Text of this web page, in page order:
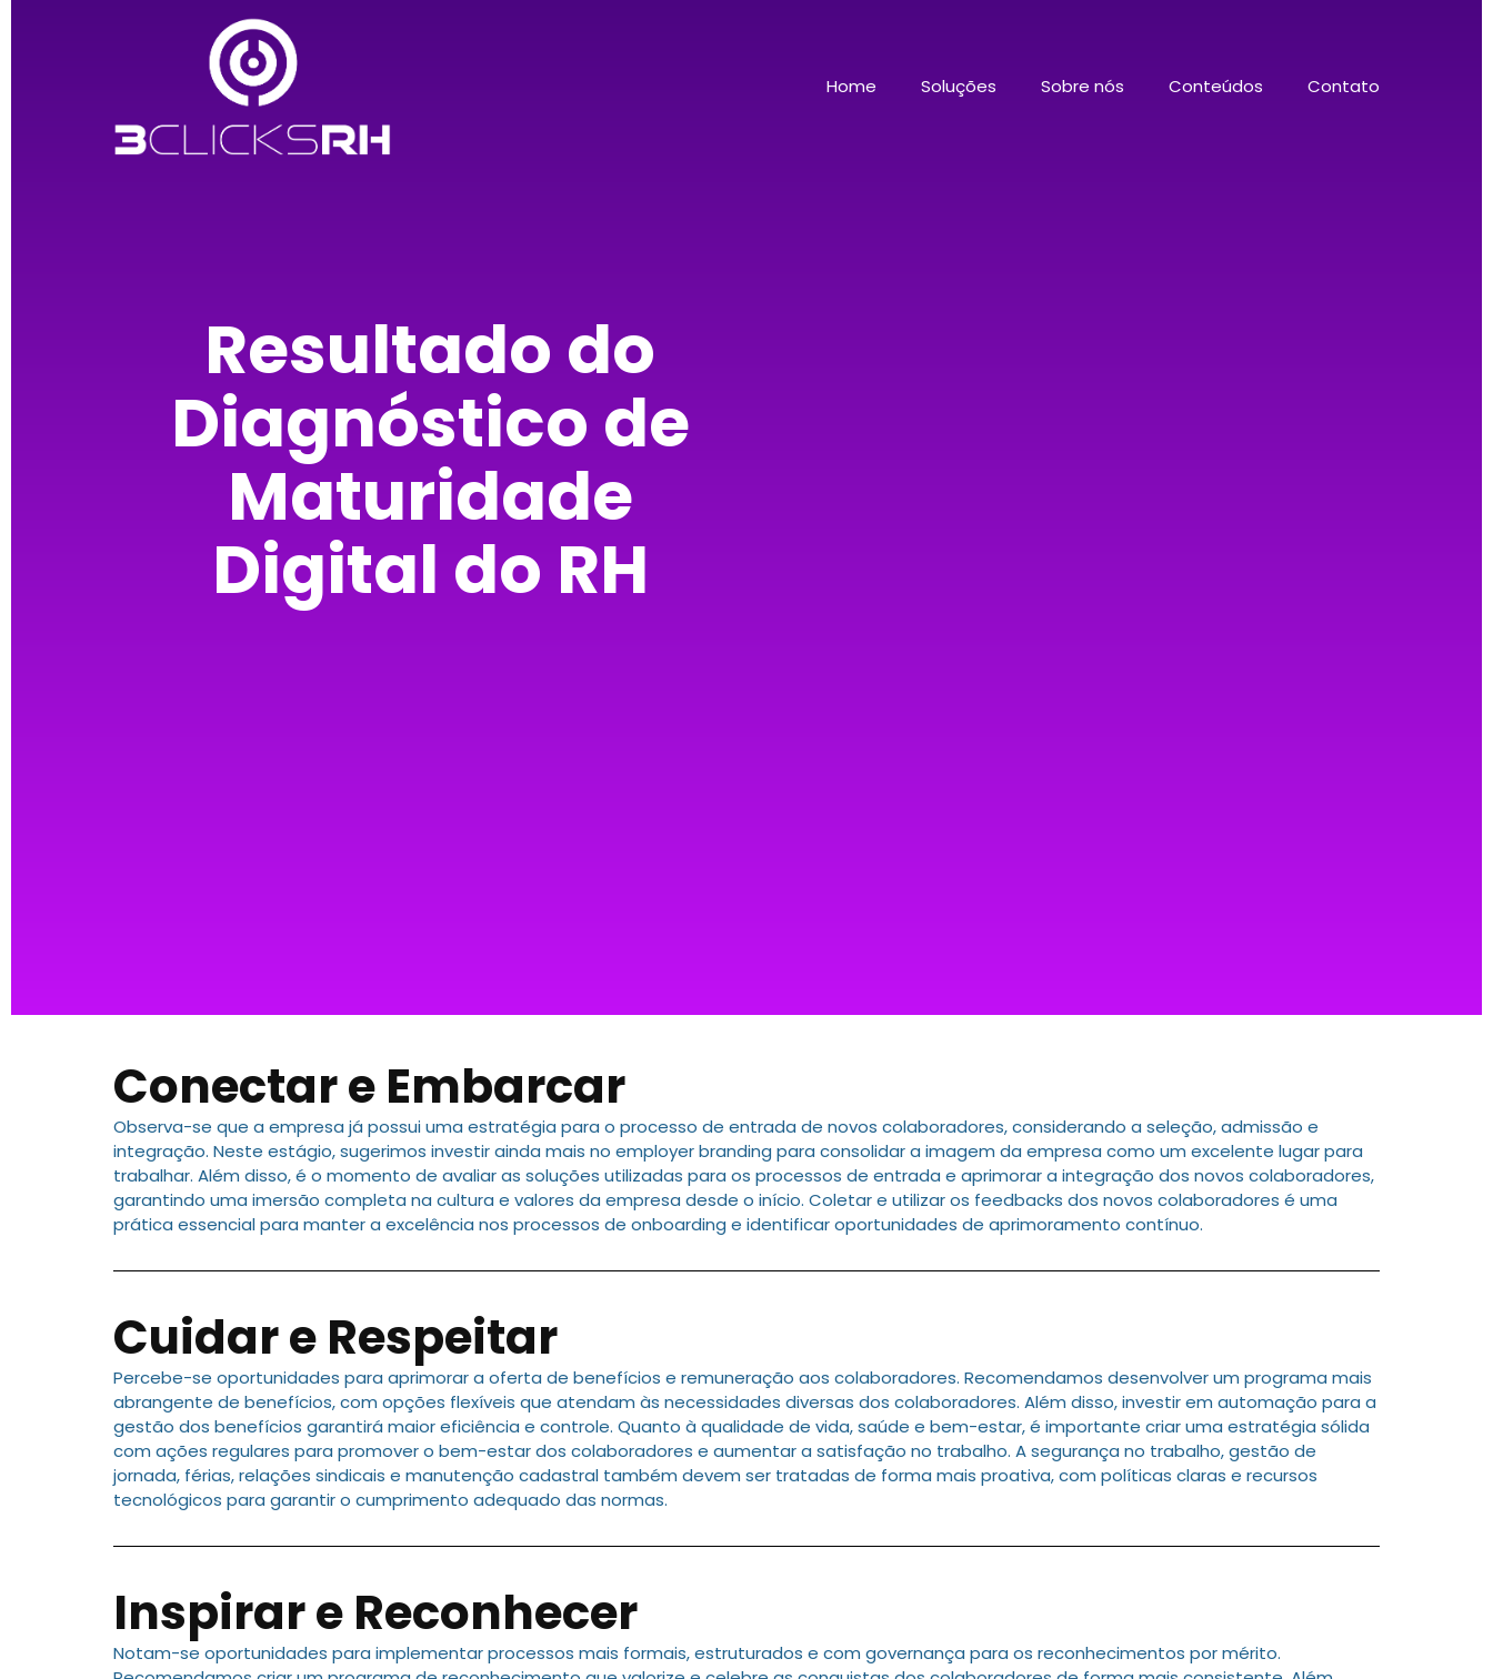
Home Soluções Sobre nós Conteúdos Contato
Resultado do
Diagnóstico de
Maturidade
Digital do RH
Conectar e Embarcar
Observa-se que a empresa já possui uma estratégia para o processo de entrada de novos colaboradores, considerando a seleção, admissão e
integração. Neste estágio, sugerimos investir ainda mais no employer branding para consolidar a imagem da empresa como um excelente lugar para
trabalhar. Além disso, é o momento de avaliar as soluções utilizadas para os processos de entrada e aprimorar a integração dos novos colaboradores,
garantindo uma imersão completa na cultura e valores da empresa desde o início. Coletar e utilizar os feedbacks dos novos colaboradores é uma
prática essencial para manter a excelência nos processos de onboarding e identificar oportunidades de aprimoramento contínuo.
Cuidar e Respeitar
Percebe-se oportunidades para aprimorar a oferta de benefícios e remuneração aos colaboradores. Recomendamos desenvolver um programa mais
abrangente de benefícios, com opções flexíveis que atendam às necessidades diversas dos colaboradores. Além disso, investir em automação para a
gestão dos benefícios garantirá maior eficiência e controle. Quanto à qualidade de vida, saúde e bem-estar, é importante criar uma estratégia sólida
com ações regulares para promover o bem-estar dos colaboradores e aumentar a satisfação no trabalho. A segurança no trabalho, gestão de
jornada, férias, relações sindicais e manutenção cadastral também devem ser tratadas de forma mais proativa, com políticas claras e recursos
tecnológicos para garantir o cumprimento adequado das normas.
Inspirar e Reconhecer
Notam-se oportunidades para implementar processos mais formais, estruturados e com governança para os reconhecimentos por mérito.